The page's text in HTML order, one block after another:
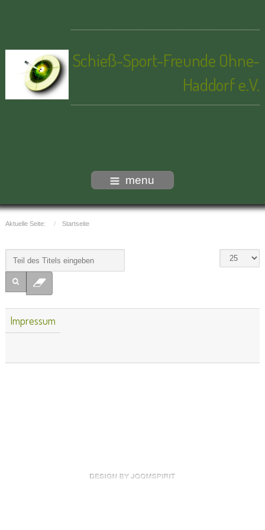
Schieß-Sport-Freunde Ohne-
Haddorf e.V.
menu
Aktuelle Seite: Startseite
Impressum